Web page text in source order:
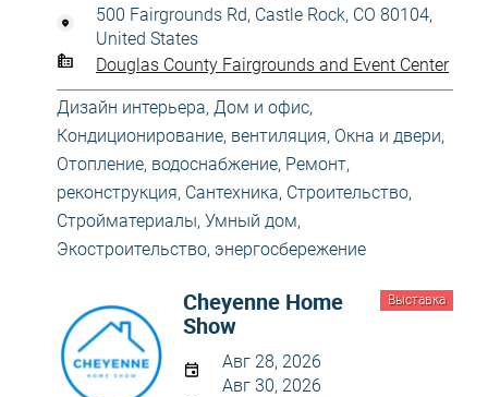
500 Fairgrounds Rd, Castle Rock, CO 80104,
United States
Douglas County Fairgrounds and Event Center
Дизайн интерьера, Дом и офис,
Кондиционирование, вентиляция, Окна и двери,
Отопление, водоснабжение, Ремонт,
реконструкция, Сантехника, Строительство,
Стройматериалы, Умный дом,
Экостроительство, энергосбережение
Выставка
Cheyenne Home
Show
Авг 28, 2026
Авг 30, 2026